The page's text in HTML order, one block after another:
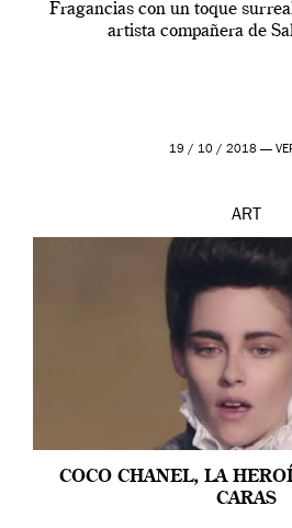
Fragancias con un toque
artista compañera de
19 / 10 / 2018 —
ART
COCO CHANEL, LA
CARAS